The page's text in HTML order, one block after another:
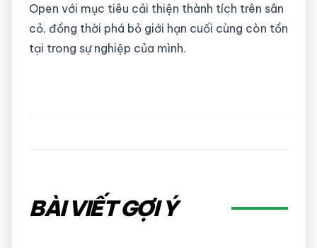
Open với mục tiêu cải thiện thành tích trên sân
cỏ, đồng thời phá bỏ giới hạn cuối cùng còn tồn
tại trong sự nghiệp của mình.
BÀI VIẾT GỢI Ý